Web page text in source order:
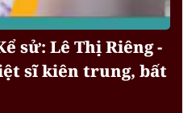
sử: Lê Thị Riêng -
sĩ kiên trung, bất